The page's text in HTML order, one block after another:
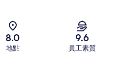
8.0
地點
9.6
員工素質